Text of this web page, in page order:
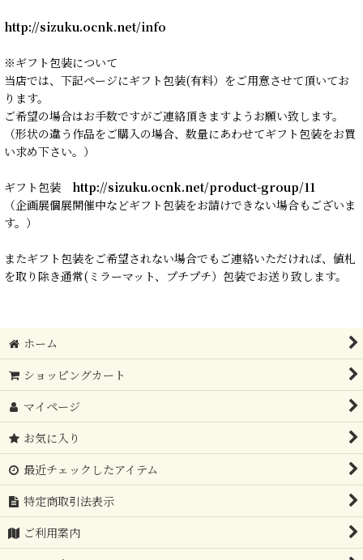
http://sizuku.ocnk.net/info
※ギフト包装について
当店では、下記ページにギフト包装(有料）をご用意させて頂いてお
ります。
ご希望の場合はお手数ですがご連絡頂きますようお願い致します。
（形状の違う作品をご購入の場合、数量にあわせてギフト包装をお買
い求め下さい。）
ギフト包装 http://sizuku.ocnk.net/product-group/11
（企画展個展開催中などギフト包装をお請けできない場合もございま
す。）
またギフト包装をご希望されない場合でもご連絡いただければ、値札
を取り除き通常(ミラーマット、プチプチ）包装でお送り致します。
ホーム
ショッピングカート
マイページ
お気に入り
最近チェックしたアイテム
特定商取引法表示
ご利用案内